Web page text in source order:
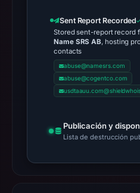
Sent Report Recorded
Stored sent-report record
Name SRS AB, hosting
contacts
abuse@namesrs.com
abuse@cogentco.com
Publicación y
Lista de destrucción